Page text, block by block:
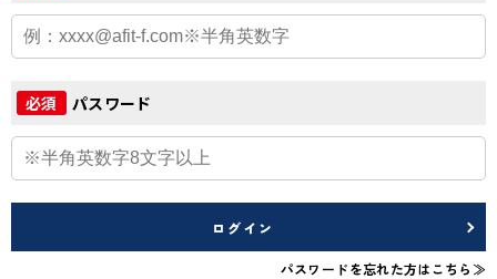
必須 パスワード
ログイン
パスワードを忘れた方はこちら≫